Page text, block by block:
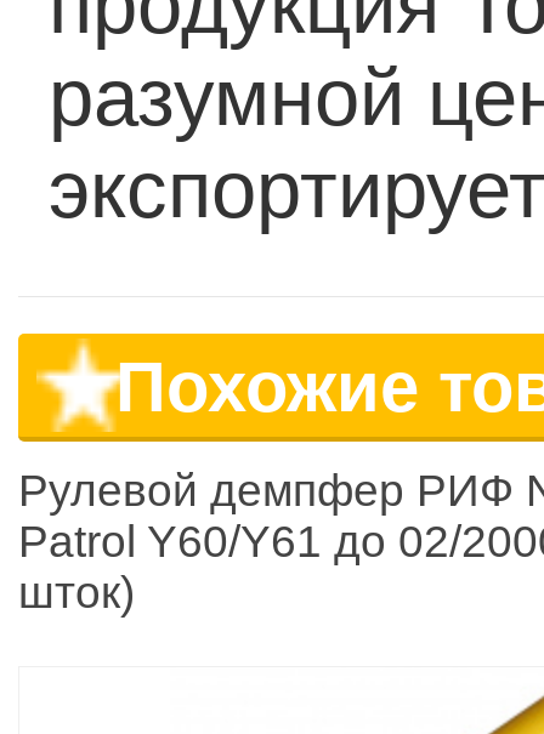
разумной
Похожие
Рулевой демпфер РИФ
Patrol Y60/Y61 до 02/
шток)